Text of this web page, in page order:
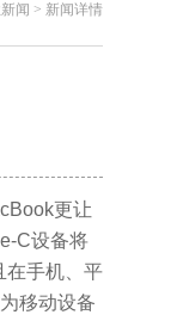
闻 > 新闻详情
更让
C设备将
在手机、平
移动设备